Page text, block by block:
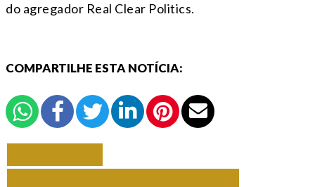
do agregador Real Clear Politics.
COMPARTILHE ESTA NOTÍCIA: